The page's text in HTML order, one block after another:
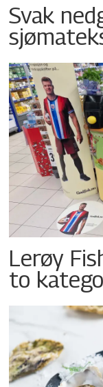
Svak
Lerøy
to